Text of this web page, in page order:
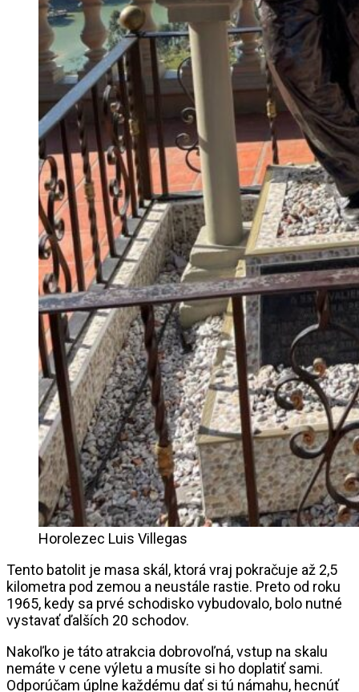
Horolezec Luis Villegas
Tento batolit je masa skál, ktorá vraj pokračuje až 2,5
kilometra pod zemou a neustále rastie. Preto od roku
1965, kedy sa prvé schodisko vybudovalo, bolo nutné
vystavať ďalších 20 schodov.
Nakoľko je táto atrakcia dobrovoľná, vstup na skalu
nemáte v cene výletu a musíte si ho doplatiť sami.
Odporúčam úplne každému dať si tú námahu, hecnúť